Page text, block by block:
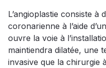
L’angioplastie consiste
coronarienne à l’aide
ouvre la voie à
maintiendra dilatée, une
invasive que la chirurgie